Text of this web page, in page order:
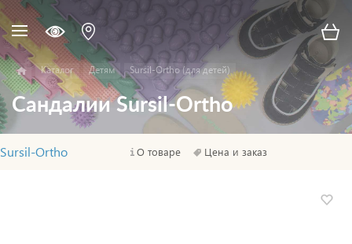
Каталог Детям Sursil-Ortho (для детей)
Сандалии Sursil-Ortho
Sursil-Ortho О товаре Цена и заказ